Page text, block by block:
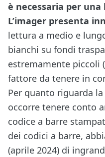
è necessaria per
L’imager presenta
lettura a medio e
bianchi su fondi
estremamente piccoli
fattore da tenere in
Per quanto riguarda la
occorre tenere conto
codice a barre
dei codici a barre,
(aprile 2024) di